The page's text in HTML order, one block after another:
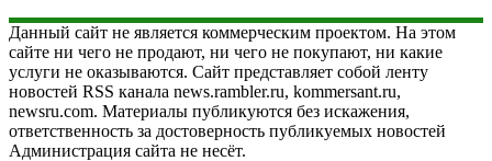
Данный сайт не является коммерческим проектом. На этом
сайте ни чего не продают, ни чего не покупают, ни какие
услуги не оказываются. Сайт представляет собой ленту
новостей RSS канала news.rambler.ru, kommersant.ru,
newsru.com. Материалы публикуются без искажения,
ответственность за достоверность публикуемых новостей
Администрация сайта не несёт.